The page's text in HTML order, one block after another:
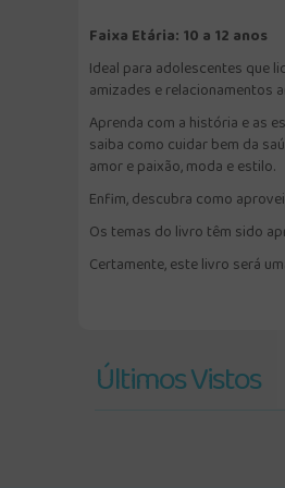
Faixa Etária: 10 a 12 anos
Ideal para adolescentes que
amizades e relacionamentos
Aprenda com a história e as
saiba como cuidar bem da
amor e paixão, moda e estilo.
Enfim, descubra como
Os temas do livro têm sido
Certamente, este livro será
Últimos Vistos